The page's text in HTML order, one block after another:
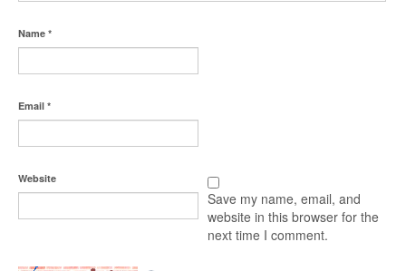
Name *
Email *
Website
Save my name, email, and
website in this browser for the
next time I comment.